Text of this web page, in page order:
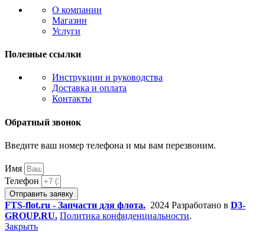
О компании
Магазин
Услуги
Полезные ссылки
Инструкции и руководства
Доставка и оплата
Контакты
Обратный звонок
Введите ваш номер телефона и мы вам перезвоним.
Имя
Телефон
Отправить заявку
FTS-flot.ru - Запчасти для флота. 2024 Разработано в D3-
GROUP.RU. Политика конфиденциальности.
Закрыть